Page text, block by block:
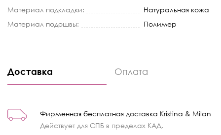
Материал подкладки:
Натуральная кожа
Материал подошвы:
Полимер
Доставка Оплата
Фирменная бесплатная доставка Kristina & Milan
Действует для СПБ в пределах КАД.